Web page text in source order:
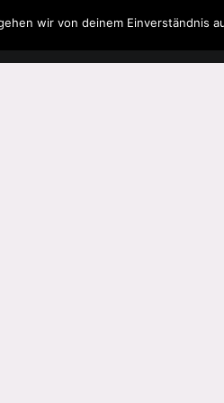
Musik Spielzeug Literatur
wir von deinem Einverständnis